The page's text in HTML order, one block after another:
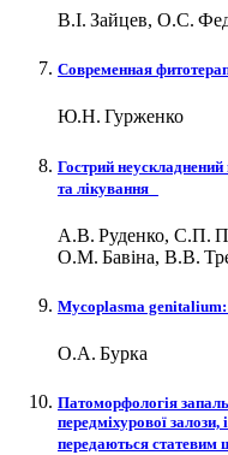
В.І. Зайцев, О.С.
Современная
Ю.Н. Гурженко
Гострий неускладнений
та лікування
А.В. Руденко, С.П.
О.М. Бавіна, В.В.
Mycoplasma
О.А. Бурка
Патоморфологія
передміхурової
передаються статевим